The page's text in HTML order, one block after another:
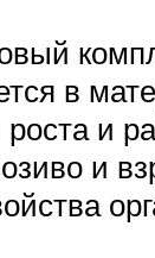
в
и
и